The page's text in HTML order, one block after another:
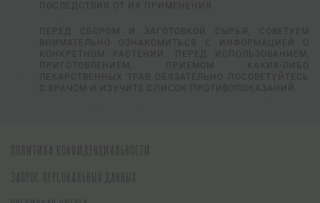
ПОСЛЕДСТВИЯ ОТ ИХ ПРИМЕНЕНИЯ.
ПЕРЕД СБОРОМ И ЗАГОТОВКОЙ СЫРЬЯ, СОВЕТУЕМ
ВНИМАТЕЛЬНО ОЗНАКОМИТЬСЯ С ИНФОРМАЦИЕЙ О
КОНКРЕТНОМ РАСТЕНИИ. ПЕРЕД ИСПОЛЬЗОВАНИЕМ,
ПРИГОТОВЛЕНИЕМ, ПРИЕМОМ КАКИХ-ЛИБО
ЛЕКАРСТВЕННЫХ ТРАВ ОБЯЗАТЕЛЬНО ПОСОВЕТУЙТЕСЬ
С ВРАЧОМ И ИЗУЧИТЕ СПИСОК ПРОТИВОПОКАЗАНИЙ.
ПОЛИТИКА КОНФИДЕНЦИАЛЬНОСТИ
ЗАПРОС ПЕРСОНАЛЬНЫХ ДАННЫХ